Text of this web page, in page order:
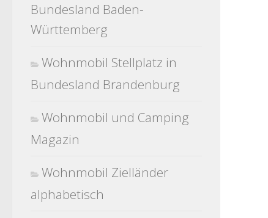
Bundesland Baden-
Württemberg
Wohnmobil Stellplatz in
Bundesland Brandenburg
Wohnmobil und Camping
Magazin
Wohnmobil Zielländer
alphabetisch